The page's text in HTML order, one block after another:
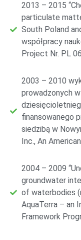
2013 – 2015
particulate
South Poland
współpracy
Project Nr. PL
2003 – 2010
prowadzonych
finansowanego
siedzibą w
Inc., An
2004 – 2009
groundwater
of waterbodies
AquaTerra – an
Framework